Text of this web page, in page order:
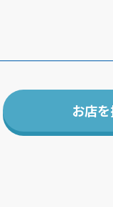
お店